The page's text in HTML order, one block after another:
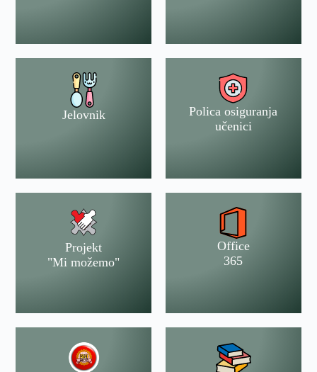
Jelovnik
Polica osiguranja
učenici
Projekt
"Mi možemo"
Office
365